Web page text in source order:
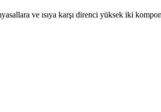
ve ısıya karşı direnci yüksek iki